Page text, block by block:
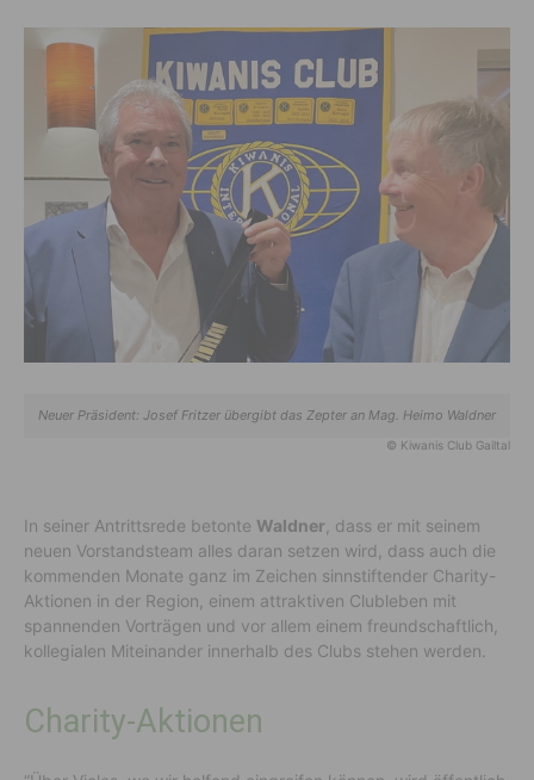
Neuer Präsident: Josef Fritzer übergibt das Zepter an Mag. Heimo Waldner
© Kiwanis Club Gailtal
In seiner Antrittsrede betonte Waldner , dass er mit seinem
neuen Vorstandsteam alles daran setzen wird, dass auch die
kommenden Monate ganz im Zeichen sinnstiftender Charity-
Aktionen in der Region, einem attraktiven Clubleben mit
spannenden Vorträgen und vor allem einem freundschaftlich,
kollegialen Miteinander innerhalb des Clubs stehen werden.
Charity-Aktionen